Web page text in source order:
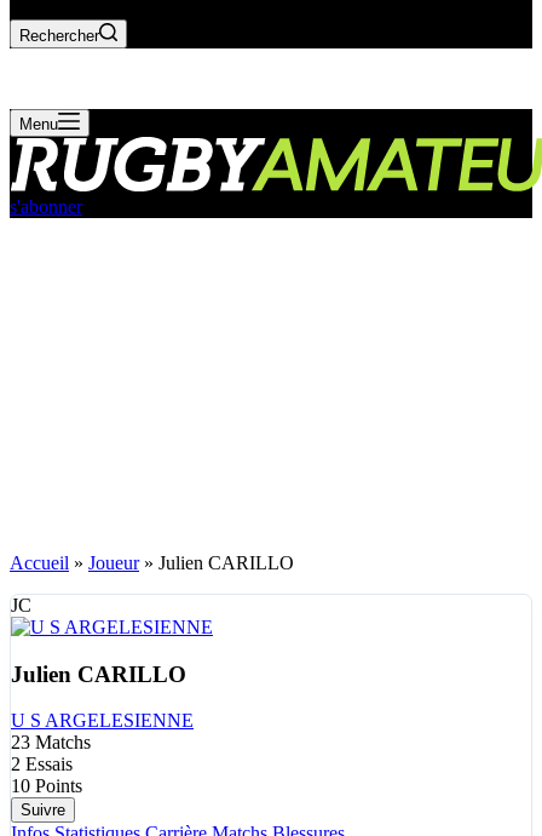
Rechercher
Menu
s'abonner
Accueil » Joueur» Julien CARILLO
JC
Julien CARILLO
U S ARGELESIENNE
23 Matchs
2 Essais
10 Points
Suivre